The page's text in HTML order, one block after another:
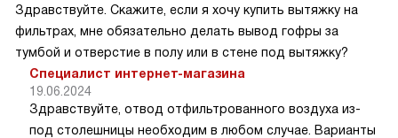
Здравствуйте. Скажите, если я хочу купить вытяжку на
фильтрах, мне обязательно делать вывод гофры за
тумбой и отверстие в полу или в стене под вытяжку?
Специалист интернет-магазина
19.06.2024
Здравствуйте, отвод отфильтрованного воздуха из-
под столешницы необходим в любом случае. Варианты